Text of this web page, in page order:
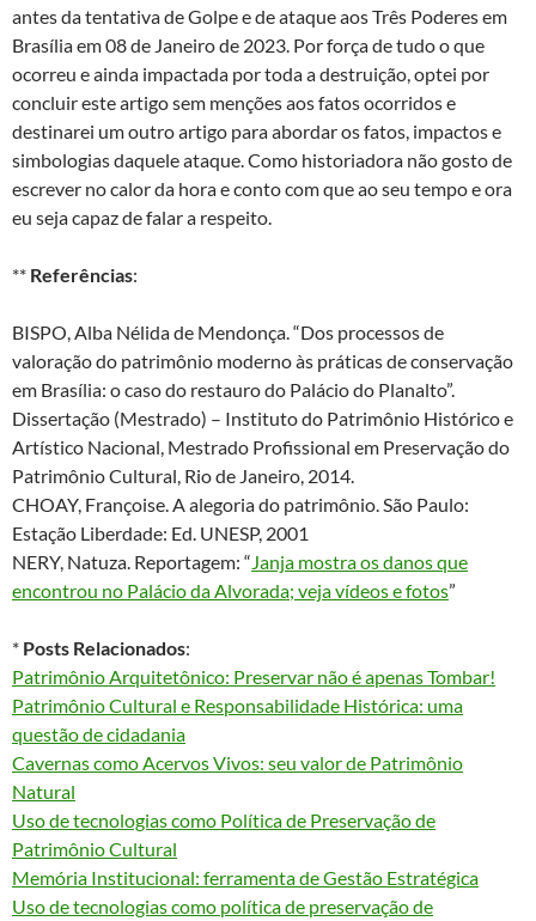
antes da tentativa de Golpe e de ataque aos Três Poderes em
Brasília em 08 de Janeiro de 2023. Por força de tudo o que
ocorreu e ainda impactada por toda a destruição, optei por
concluir este artigo sem menções aos fatos ocorridos e
destinarei um outro artigo para abordar os fatos, impactos e
simbologias daquele ataque. Como historiadora não gosto de
escrever no calor da hora e conto com que ao seu tempo e ora
eu seja capaz de falar a respeito.
** Referências:
BISPO, Alba Nélida de Mendonça. “Dos processos de
valoração do patrimônio moderno às práticas de conservação
em Brasília: o caso do restauro do Palácio do Planalto”.
Dissertação (Mestrado) – Instituto do Patrimônio Histórico e
Artístico Nacional, Mestrado Profissional em Preservação do
Patrimônio Cultural, Rio de Janeiro, 2014.
CHOAY, Françoise. A alegoria do patrimônio. São Paulo:
Estação Liberdade: Ed. UNESP, 2001
NERY, Natuza. Reportagem: “Janja mostra os danos que
encontrou no Palácio da Alvorada; veja vídeos e fotos”
* Posts Relacionados:
Patrimônio Arquitetônico: Preservar não é apenas Tombar!
Patrimônio Cultural e Responsabilidade Histórica: uma
questão de cidadania
Cavernas como Acervos Vivos: seu valor de Patrimônio
Natural
Uso de tecnologias como Política de Preservação de
Patrimônio Cultural
Memória Institucional: ferramenta de Gestão Estratégica
Uso de tecnologias como política de preservação de